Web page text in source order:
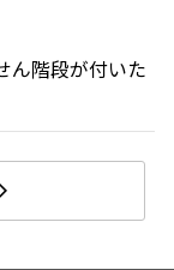
ん階段が付いた